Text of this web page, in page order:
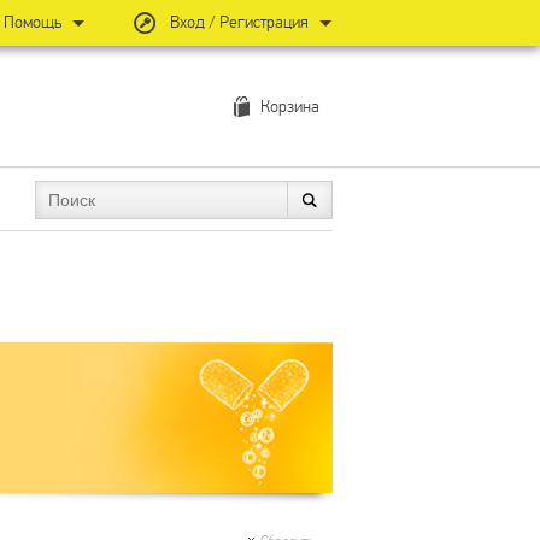
Корзина
Вход / Регистрация
Помощь